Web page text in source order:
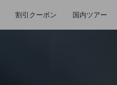
割引クーポン 国内ツアー